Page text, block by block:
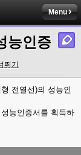
Menu
능인증
뛰기
전열선)의 성능인
능인증서를 획득하